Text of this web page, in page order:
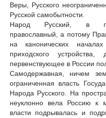
Веры, Русского
Русской самобытности.
Народ Русский, в
православный, а потому
на канонических
приходского
первенствующее в России
Самодержавная, ничем
ограниченная власть
Народа Русского. На
неуклонно вела Россию к
власти подрывалась и